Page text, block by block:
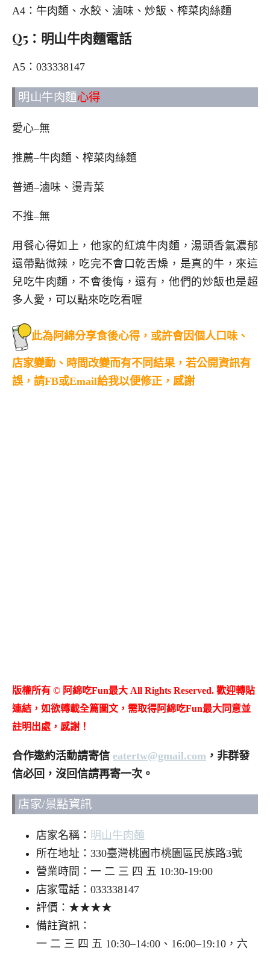
A4：牛肉麵、水餃、滷味、炒飯、榨菜肉絲麵
Q5：明山牛肉麵電話
A5：033338147
明山牛肉麵心得
愛心–無
推薦–牛肉麵、榨菜肉絲麵
普通–滷味、燙青菜
不推–無
用餐心得如上，他家的紅燒牛肉麵，湯頭香氣濃郁
還帶點微辣，吃完不會口乾舌燥，是真的牛，來這
兒吃牛肉麵，不會後悔，還有，他們的炒飯也是超
多人愛，可以點來吃吃看喔
此為阿綿分享食後心得，或許會因個人口味、
店家變動、時間改變而有不同結果，若公開資訊有
誤，請FB或Email給我以便修正，感謝
版權所有 © 阿綿吃Fun最大 All Rights Reserved. 歡迎轉貼
連結，如欲轉載全篇圖文，需取得阿綿吃Fun最大同意並
註明出處，感謝！
合作邀約活動請寄信 eatertw@gmail.com ，非群發
信必回，沒回信請再寄一次。
店家/景點資訊
店家名稱： 明山牛肉麵
所在地址：330臺灣桃園市桃園區民族路3號
營業時間：一 二 三 四 五 10:30-19:00
店家電話：033338147
評價：★★★★
備註資訊：
一 二 三 四 五 10:30–14:00、16:00–19:10，六